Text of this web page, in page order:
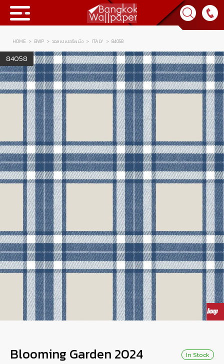
Collection
BWP
Product
Tips & Tricks
Tips & Tricks
News & Activity
Contact Us
About Us
Achievement
Contact Us
เข้าสู่ระบบ
Wish List
Language
EN
0-2746-8899
HOME BWP วอลเปเปอร์ผนัง ITALY 84058
84058
Blooming Garden 2024 In Stock